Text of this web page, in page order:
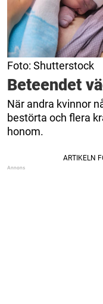
Foto: Shutterstock
Beteendet
När andra kvinnor
bestörta och flera
honom.